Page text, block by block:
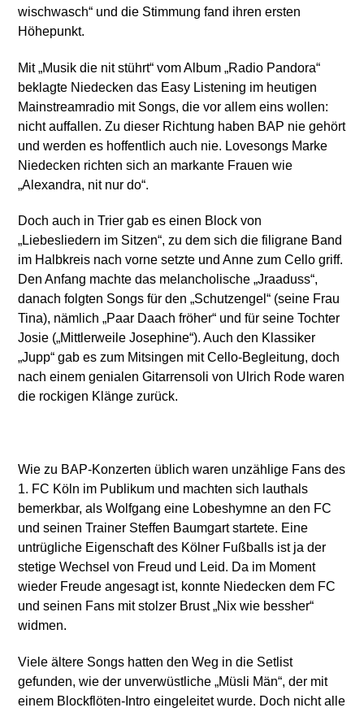
wischwasch“ und die Stimmung fand ihren ersten
Höhepunkt.
Mit „Musik die nit stührt“ vom Album „Radio Pandora“
beklagte Niedecken das Easy Listening im heutigen
Mainstreamradio mit Songs, die vor allem eins wollen:
nicht auffallen. Zu dieser Richtung haben BAP nie gehört
und werden es hoffentlich auch nie. Lovesongs Marke
Niedecken richten sich an markante Frauen wie
„Alexandra, nit nur do“.
Doch auch in Trier gab es einen Block von
„Liebesliedern im Sitzen“, zu dem sich die filigrane Band
im Halbkreis nach vorne setzte und Anne zum Cello griff.
Den Anfang machte das melancholische „Jraaduss“,
danach folgten Songs für den „Schutzengel“ (seine Frau
Tina), nämlich „Paar Daach fröher“ und für seine Tochter
Josie („Mittlerweile Josephine“). Auch den Klassiker
„Jupp“ gab es zum Mitsingen mit Cello-Begleitung, doch
nach einem genialen Gitarrensoli von Ulrich Rode waren
die rockigen Klänge zurück.
Wie zu BAP-Konzerten üblich waren unzählige Fans des
1. FC Köln im Publikum und machten sich lauthals
bemerkbar, als Wolfgang eine Lobeshymne an den FC
und seinen Trainer Steffen Baumgart startete. Eine
untrügliche Eigenschaft des Kölner Fußballs ist ja der
stetige Wechsel von Freud und Leid. Da im Moment
wieder Freude angesagt ist, konnte Niedecken dem FC
und seinen Fans mit stolzer Brust „Nix wie bessher“
widmen.
Viele ältere Songs hatten den Weg in die Setlist
gefunden, wie der unverwüstliche „Müsli Män“, der mit
einem Blockflöten-Intro eingeleitet wurde. Doch nicht alle